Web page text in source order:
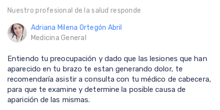
Nuestro profesional de la salud responde
Adriana Milena Ortegón Abril
Medicina General
Entiendo tu preocupación y dado que las lesiones que han
aparecido en tu brazo te estan generando dolor, te
recomendaría asistir a consulta con tu médico de cabecera,
para que te examine y determine la posible causa de
aparición de las mismas.